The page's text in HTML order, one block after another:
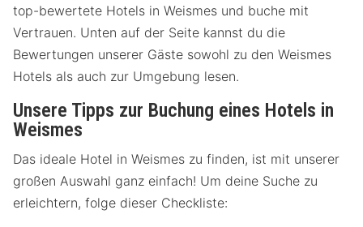
top-bewertete Hotels in Weismes und buche mit
Vertrauen. Unten auf der Seite kannst du die
Bewertungen unserer Gäste sowohl zu den Weismes
Hotels als auch zur Umgebung lesen.
Unsere Tipps zur Buchung eines Hotels in
Weismes
Das ideale Hotel in Weismes zu finden, ist mit unserer
großen Auswahl ganz einfach! Um deine Suche zu
erleichtern, folge dieser Checkliste: